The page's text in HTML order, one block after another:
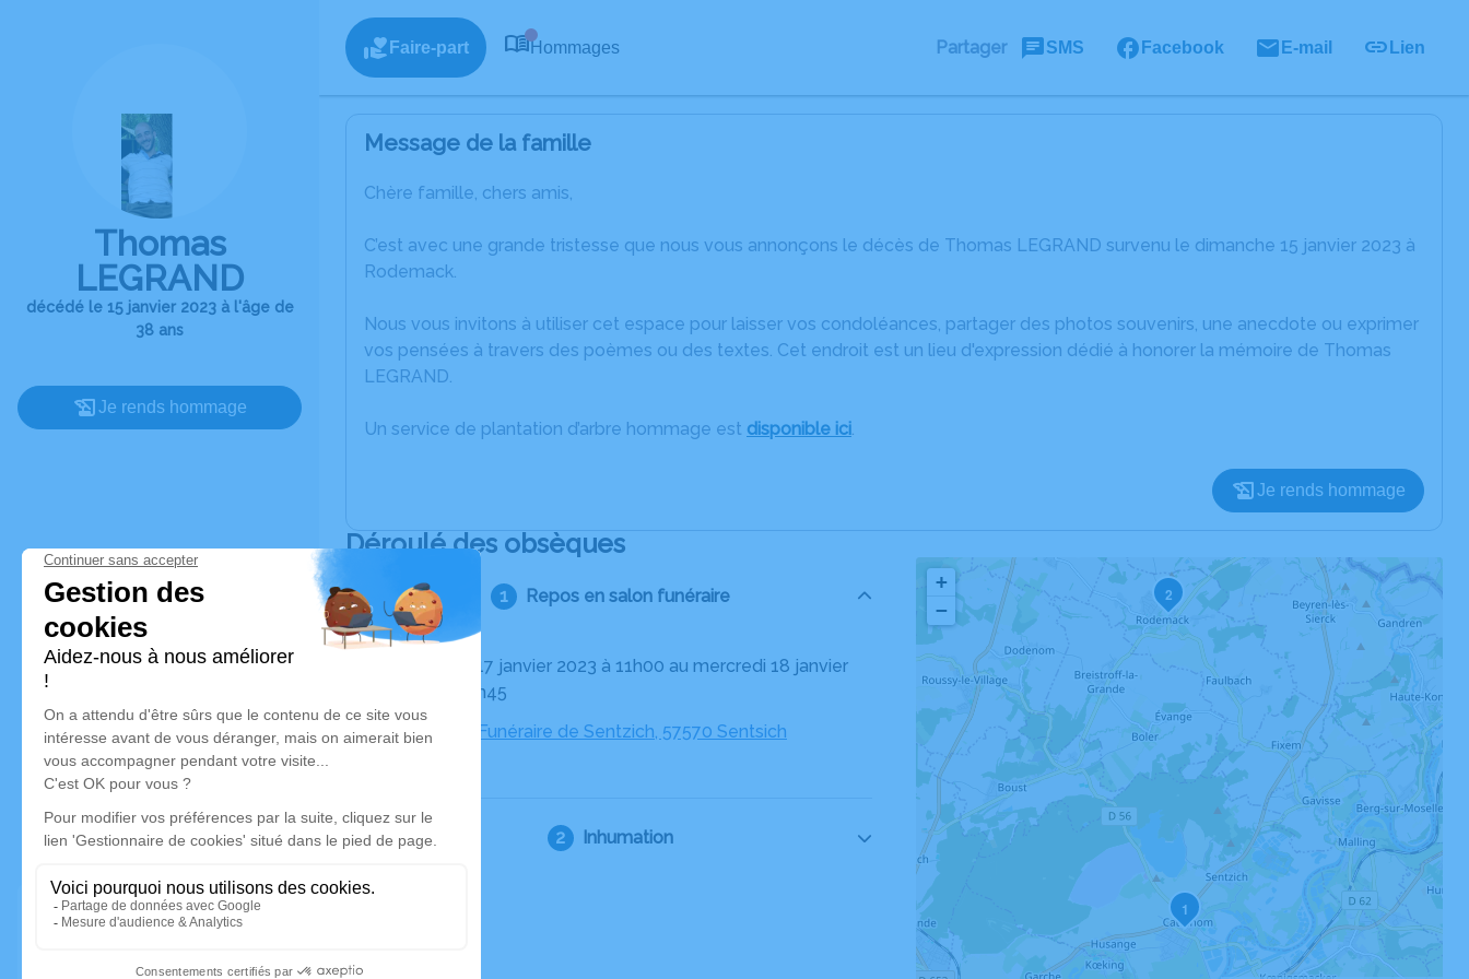
Thomas
LEGRAND
décédé le 15 janvier 2023 à l'âge de
38 ans
Je rends hommage
Faire-part Hommages Partager SMS Facebook E-mail Lien
Message de la famille
Chère famille, chers amis,
C’est avec une grande tristesse que nous vous annonçons le décès de Thomas LEGRAND survenu le dimanche 15 janvier 2023 à
Rodemack.
Nous vous invitons à utiliser cet espace pour laisser vos condoléances, partager des photos souvenirs, une anecdote ou exprimer
vos pensées à travers des poèmes ou des textes. Cet endroit est un lieu d'expression dédié à honorer la mémoire de Thomas
LEGRAND.
Un service de plantation d’arbre hommage est disponible ici.
Je rends hommage
Déroulé des obsèques
Repos en salon funéraire
2023 à 10h45
Chambre Funéraire de Sentzich, 57570 Sentsich
Inhumation
1
2
+
−